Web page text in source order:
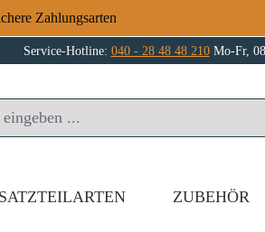
Zahlungsarten
Service-Hotline: 040 - 28 48 48 210Mo-Fr,
ZUBEHÖR